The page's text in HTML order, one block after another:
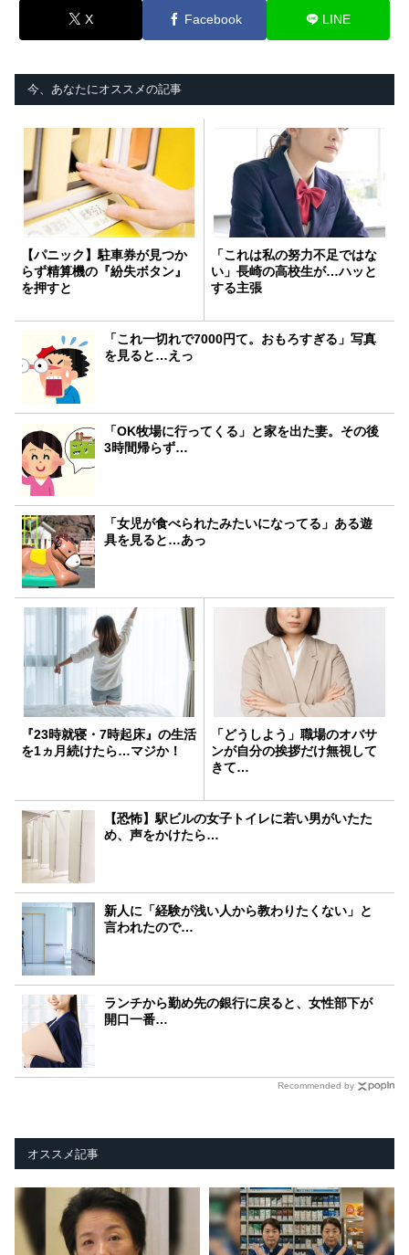
X Facebook LINE
今、あなたにオススメの記事
【パニック】駐車券が見つか
らず精算機の『紛失ボタン』
を押すと
「これは私の努力不足ではな
い」長崎の高校生が…ハッと
する主張
「これ一切れで7000円て。おもろすぎる」写真
を見ると…えっ
「OK牧場に行ってくる」と家を出た妻。その後
3時間帰らず…
「女児が食べられたみたいになってる」ある遊
具を見ると…あっ
『23時就寝・7時起床』の生活
を1ヵ月続けたら…マジか！
「どうしよう」職場のオバサ
ンが自分の挨拶だけ無視して
きて…
【恐怖】駅ビルの女子トイレに若い男がいたた
め、声をかけたら…
新人に「経験が浅い人から教わりたくない」と
言われたので…
ランチから勤め先の銀行に戻ると、女性部下が
開口一番…
Recommended by
オススメ記事